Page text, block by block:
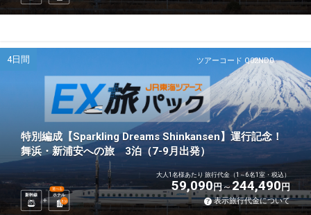
ツアーコード Q02ND0
4日間
特別編成【Sparkling Dreams Shinkansen】運行記念！
舞浜・新浦安への旅 3泊（7-9月出発）
新幹線 ホテル
選べる
3泊
大人1名様あたり 旅行代金（1～6名1室・税込）
59,090円 244,490円
表示旅行代金について